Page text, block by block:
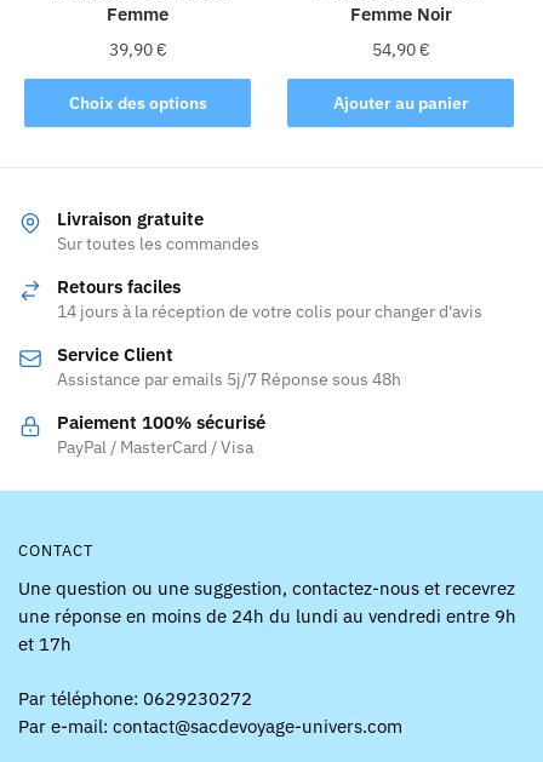
page
du
produit
du
produit
Femme
39,90€
Choix des options
Ce
produit
variations.
Les
peuvent
choisies
sur
la
page
Femme Noir
54,90€
Ajouter au panier
Livraison gratuite
Sur toutes les commandes
Retours faciles
14 jours à la réception de votre colis pour changer d'avis
Service Client
Assistance par emails 5j/7 Réponse sous 48h
Paiement 100% sécurisé
PayPal / MasterCard / Visa
CONTACT
Une question ou une suggestion, contactez-nous et recevrez
une réponse en moins de 24h du lundi au vendredi entre 9h
et 17h
Par téléphone: 0629230272
Par e-mail: contact@sacdevoyage-univers.com